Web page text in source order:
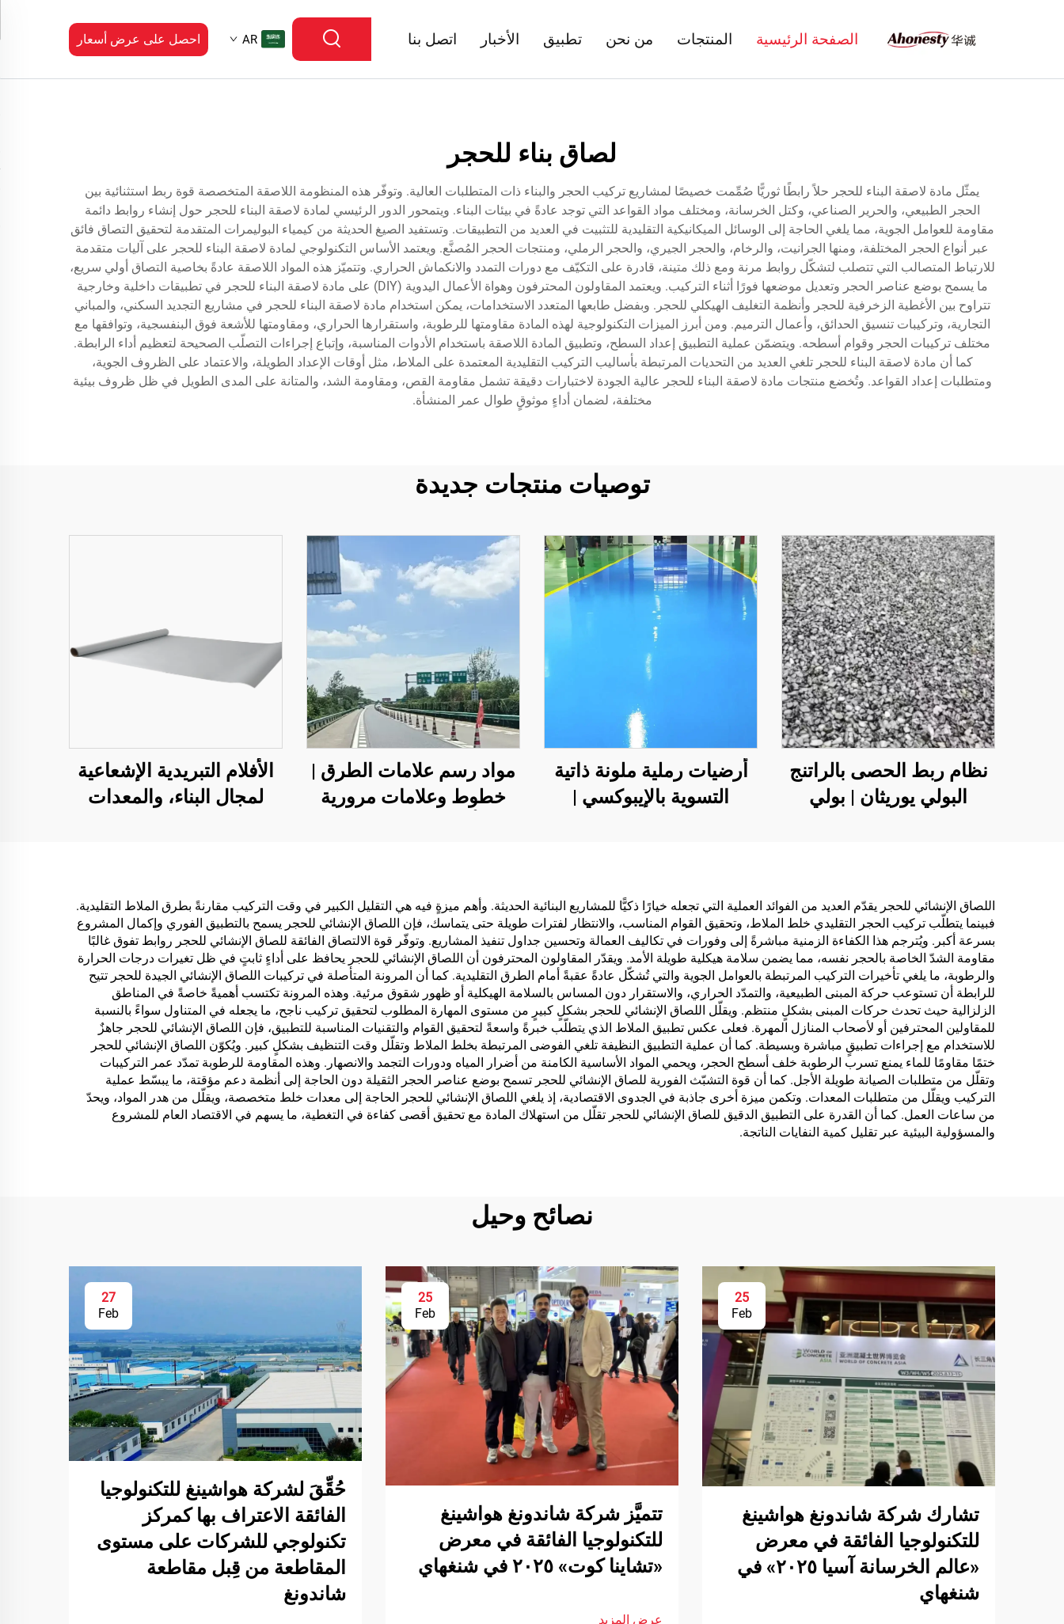
الصفحة الرئيسية المنتجات من نحن تطبيق الأخبار اتصل بنا AR احصل على عرض أسعار
لصاق بناء للحجر
يمثّل مادة لاصقة البناء للحجر حلاً رابطًا ثوريًّا صُمِّمت خصيصًا لمشاريع تركيب الحجر والبناء ذات المتطلبات العالية. وتوفّر هذه المنظومة اللاصقة المتخصصة قوة ربط استثنائية بين
الحجر الطبيعي، والحرير الصناعي، وكتل الخرسانة، ومختلف مواد القواعد التي توجد عادةً في بيئات البناء. ويتمحور الدور الرئيسي لمادة لاصقة البناء للحجر حول إنشاء روابط دائمة
مقاومة للعوامل الجوية، مما يلغي الحاجة إلى الوسائل الميكانيكية التقليدية للتثبيت في العديد من التطبيقات. وتستفيد الصيغ الحديثة من كيمياء البوليمرات المتقدمة لتحقيق التصاق فائق
عبر أنواع الحجر المختلفة، ومنها الجرانيت، والرخام، والحجر الجيري، والحجر الرملي، ومنتجات الحجر المُصنَّع. ويعتمد الأساس التكنولوجي لمادة لاصقة البناء للحجر على آليات متقدمة
للارتباط المتصالب التي تتصلب لتشكّل روابط مرنة ومع ذلك متينة، قادرة على التكيّف مع دورات التمدد والانكماش الحراري. وتتميّز هذه المواد اللاصقة عادةً بخاصية التصاق أولي سريع،
ما يسمح بوضع عناصر الحجر وتعديل موضعها فورًا أثناء التركيب. ويعتمد المقاولون المحترفون وهواة الأعمال اليدوية (DIY) على مادة لاصقة البناء للحجر في تطبيقات داخلية وخارجية
تتراوح بين الأغطية الزخرفية للحجر وأنظمة التغليف الهيكلي للحجر. وبفضل طابعها المتعدد الاستخدامات، يمكن استخدام مادة لاصقة البناء للحجر في مشاريع التجديد السكني، والمباني
التجارية، وتركيبات تنسيق الحدائق، وأعمال الترميم. ومن أبرز الميزات التكنولوجية لهذه المادة مقاومتها للرطوبة، واستقرارها الحراري، ومقاومتها للأشعة فوق البنفسجية، وتوافقها مع
مختلف تركيبات الحجر وقوام أسطحه. ويتضمّن عملية التطبيق إعداد السطح، وتطبيق المادة اللاصقة باستخدام الأدوات المناسبة، وإتباع إجراءات التصلّب الصحيحة لتعظيم أداء الرابطة.
كما أن مادة لاصقة البناء للحجر تلغي العديد من التحديات المرتبطة بأساليب التركيب التقليدية المعتمدة على الملاط، مثل أوقات الإعداد الطويلة، والاعتماد على الظروف الجوية،
ومتطلبات إعداد القواعد. وتُخضع منتجات مادة لاصقة البناء للحجر عالية الجودة لاختبارات دقيقة تشمل مقاومة القص، ومقاومة الشد، والمتانة على المدى الطويل في ظل ظروف بيئية
مختلفة، لضمان أداءٍ موثوقٍ طوال عمر المنشأة.
توصيات منتجات جديدة
نظام ربط الحصى بالراتنج
البولي يوريثان | بولي
أرضيات رملية ملونة ذاتية
التسوية بالإيبوكسي |
مواد رسم علامات الطرق |
خطوط وعلامات مرورية
الأفلام التبريدية الإشعاعية
لمجال البناء، والمعدات
الحبوب، ووسائل النقل
والمرافق الخارجية،
والتطبيقات الناشئة في
أنماط الحياة
اللصاق الإنشائي للحجر يقدّم العديد من الفوائد العملية التي تجعله خيارًا ذكيًّا للمشاريع البنائية الحديثة. وأهم ميزةٍ فيه هي التقليل الكبير في وقت التركيب مقارنةً بطرق الملاط التقليدية.
فبينما يتطلّب تركيب الحجر التقليدي خلط الملاط، وتحقيق القوام المناسب، والانتظار لفترات طويلة حتى يتماسك، فإن اللصاق الإنشائي للحجر يسمح بالتطبيق الفوري وإكمال المشروع
بسرعة أكبر. ويُترجم هذا الكفاءة الزمنية مباشرةً إلى وفورات في تكاليف العمالة وتحسين جداول تنفيذ المشاريع. وتوفّر قوة الالتصاق الفائقة للصاق الإنشائي للحجر روابط تفوق غالبًا
مقاومة الشدّ الخاصة بالحجر نفسه، مما يضمن سلامة هيكلية طويلة الأمد. ويقدّر المقاولون المحترفون أن اللصاق الإنشائي للحجر يحافظ على أداءٍ ثابتٍ في ظل تغيرات درجات الحرارة
والرطوبة، ما يلغي تأخيرات التركيب المرتبطة بالعوامل الجوية والتي تُشكّل عادةً عقبةً أمام الطرق التقليدية. كما أن المرونة المتأصلة في تركيبات اللصاق الإنشائي الجيدة للحجر تتيح
للرابطة أن تستوعب حركة المبنى الطبيعية، والتمدّد الحراري، والاستقرار دون المساس بالسلامة الهيكلية أو ظهور شقوق مرئية. وهذه المرونة تكتسب أهميةً خاصةً في المناطق
الزلزالية حيث تحدث حركات المبنى بشكلٍ منتظم. ويقلّل اللصاق الإنشائي للحجر بشكلٍ كبيرٍ من مستوى المهارة المطلوب لتحقيق تركيب ناجح، ما يجعله في المتناول سواءً بالنسبة
للمقاولين المحترفين أو لأصحاب المنازل المهرة. فعلى عكس تطبيق الملاط الذي يتطلّب خبرةً واسعةً لتحقيق القوام والتقنيات المناسبة للتطبيق، فإن اللصاق الإنشائي للحجر جاهزٌ
للاستخدام مع إجراءات تطبيقٍ مباشرة وبسيطة. كما أن عملية التطبيق النظيفة تلغي الفوضى المرتبطة بخلط الملاط وتقلّل وقت التنظيف بشكلٍ كبير. ويُكوّن اللصاق الإنشائي للحجر
ختمًا مقاومًا للماء يمنع تسرب الرطوبة خلف أسطح الحجر، ويحمي المواد الأساسية الكامنة من أضرار المياه ودورات التجمد والانصهار. وهذه المقاومة للرطوبة تمدّد عمر التركيبات
وتقلّل من متطلبات الصيانة طويلة الأجل. كما أن قوة التشبّث الفورية للصاق الإنشائي للحجر تسمح بوضع عناصر الحجر الثقيلة دون الحاجة إلى أنظمة دعم مؤقتة، ما يبسّط عملية
التركيب ويقلّل من متطلبات المعدات. وتكمن ميزة أخرى جاذبة في الجدوى الاقتصادية، إذ يلغي اللصاق الإنشائي للحجر الحاجة إلى معدات خلط متخصصة، ويقلّل من هدر المواد، ويحدّ
من ساعات العمل. كما أن القدرة على التطبيق الدقيق للصاق الإنشائي للحجر تقلّل من استهلاك المادة مع تحقيق أقصى كفاءة في التغطية، ما يسهم في الاقتصاد العام للمشروع
والمسؤولية البيئية عبر تقليل كمية النفايات الناتجة.
نصائح وحيل
25
Feb
تشارك شركة شاندونغ هواشينغ
للتكنولوجيا الفائقة في معرض
«عالم الخرسانة آسيا ٢٠٢٥» في
شنغهاي
25
Feb
تتميَّز شركة شاندونغ هواشينغ
للتكنولوجيا الفائقة في معرض
«تشاينا كوت» ٢٠٢٥ في شنغهاي
عرض المزيد
27
Feb
حُقِّقَ لشركة هواشينغ للتكنولوجيا
الفائقة الاعتراف بها كمركز
تكنولوجي للشركات على مستوى
المقاطعة من قِبل مقاطعة
شاندونغ